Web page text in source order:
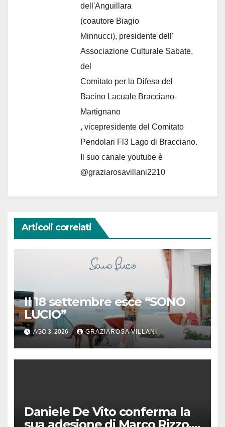
dell'Anguillara
(coautore Biagio
Minnucci), presidente dell'
Associazione Culturale Sabate,
del
Comitato per la Difesa del
Bacino Lacuale Bracciano-
Martignano
, vicepresidente del Comitato
Pendolari Fl3 Lago di Bracciano.
Il suo canale youtube è
@graziarosavillani2210
Articoli correlati
Il 18 settembre esce “SONO
LUCIO”
AGO 3, 2026 GRAZIAROSA VILLANI
Daniele De Vito conferma la